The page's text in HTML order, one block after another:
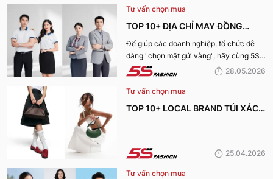
Tư vấn chọn mua
TOP 10+ ĐỊA CHỈ MAY ĐỒNG
PHỤC CÔNG TY ĐẸP, UY TÍN
NHẤT HIỆN NAY
Để giúp các doanh nghiệp, tổ chức dễ
dàng "chọn mặt gửi vàng", hãy cùng 5S
Fashion tìm hiểu những địa chỉ may đồng
được nhiều đánh giá tích cực nhất hiện
nay.
28.05.2026
Tư vấn chọn mua
TOP 10+ LOCAL BRAND TÚI XÁCH
25.04.2026
Tư vấn chọn mua